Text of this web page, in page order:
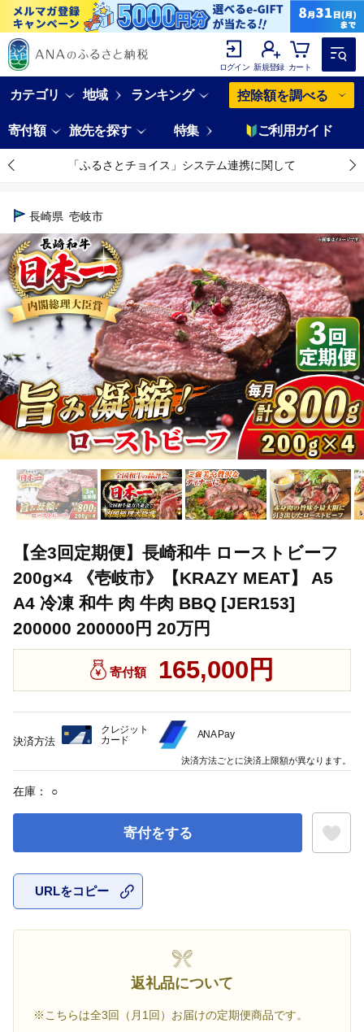
ログイン 新規登録 カート
カテゴリ 地域 ランキング 控除額を調べる
寄付額 旅先を探す 特集 ご利用ガイド
「ふるさとチョイス」システム連携に関して
長崎県 壱岐市
【全3回定期便】長崎和牛 ローストビーフ
200g×4 《壱岐市》【KRAZY MEAT】 A5
A4 冷凍 和牛 肉 牛肉 BBQ [JER153]
200000 200000円 20万円
寄付額 165,000円
在庫： ○
寄付をする
URLをコピー
返礼品について
※こちらは全3回（月1回）お届けの定期便商品です。
決済方法
クレジット
カード
ANA Pay
決済方法ごとに決済上限額が異なります。